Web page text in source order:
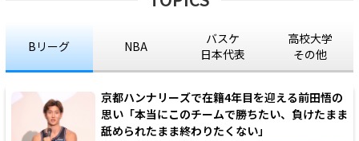
Bリーグ NBA
バスケ
日本代表
高校大学
その他
京都ハンナリーズで在籍4年目を迎える前田悟の
思い「本当にこのチームで勝ちたい、負けたまま
舐められたまま終わりたくない」